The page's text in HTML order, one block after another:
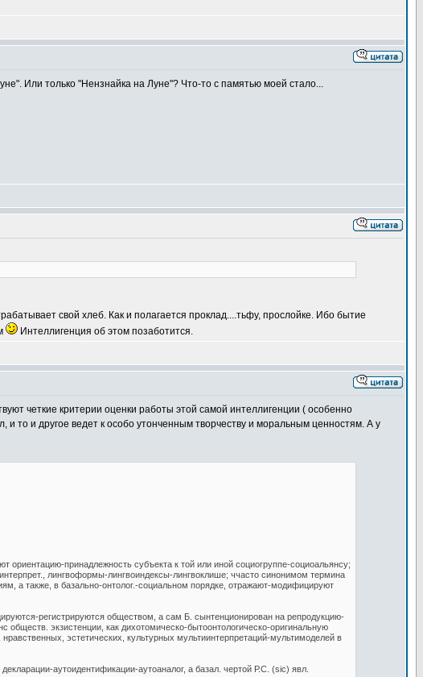
Или только "Нензнайка на Луне"? Что-то с памятью моей стало...
свой хлеб. Как и полагается проклад....тьфу, прослойке. Ибо бытие
Интеллигенция об этом позаботится.
четкие критерии оценки работы этой самой интеллигенции ( особенно
и то и другое ведет к особо утонченным творчеству и моральным ценностям. А у
принадлежность субъекта к той или иной социогруппе-социоальянсу;
лингвоформы-лингвоиндексы-лингвоклише; ччасто синонимом термина
а также, в базально-онтолог.-социальном порядке, отражают-модифицируют
регистрируются обществом, а сам Б. сынтенционирован на репродукцию-
экзистенции, как дихотомическо-бытоонтологическо-оригинальную
эстетических, культурных мультиинтерпретаций-мультимоделей в
аутоидентификации-аутоаналог, а базал. чертой Р.С. (sic) явл.